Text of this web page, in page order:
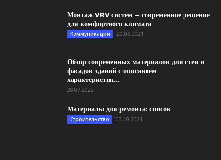
Монтаж VRV систем – современное решение
для комфортного климата
Коммуникации 20.06.2021
Обзор современных материалов для стен и
фасадов зданий с описанием
характеристик...
28.07.2022
Материалы для ремонта: список
Строительство 03.10.2021